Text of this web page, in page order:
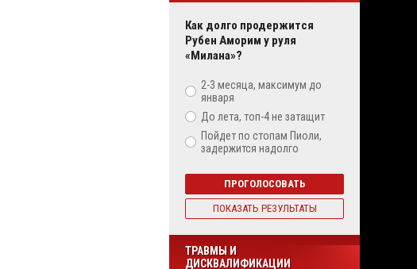
Как долго продержится
Рубен Аморим у руля
«Милана»?
2-3 месяца, максимум до
января
До лета, топ-4 не затащит
Пойдет по стопам Пиоли,
задержится надолго
ПРОГОЛОСОВАТЬ
ПОКАЗАТЬ РЕЗУЛЬТАТЫ
ТРАВМЫ И
ДИСКВАЛИФИКАЦИИ